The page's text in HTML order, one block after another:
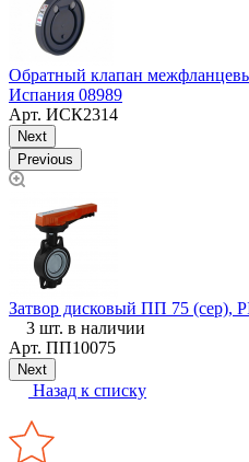
Обратный клапан
Испания 08989
Арт. ИСК2314
Next
Previous
Затвор дисковый ПП 75 (сер),
3 шт. в наличии
Арт. ПП10075
Next
Назад к списку